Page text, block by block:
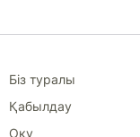
Біз туралы
Қабылдау
Оқу